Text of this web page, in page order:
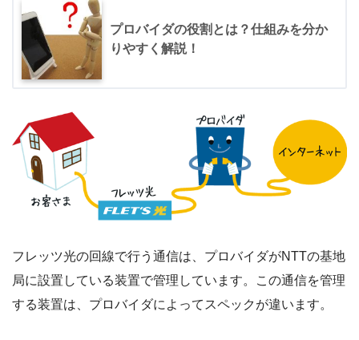
プロバイダの役割とは？仕組みを分か
りやすく解説！
フレッツ光の回線で行う通信は、プロバイダがNTTの基地
局に設置している装置で管理しています。この通信を管理
する装置は、プロバイダによってスペックが違います。